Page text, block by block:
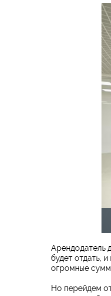
Арендодатель
будет отдать,
огромные
Но перейдем